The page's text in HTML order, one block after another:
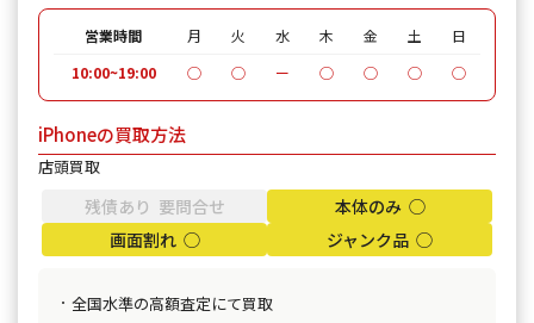
営業時間 月 火 水 木 金 土
日
10:00~19:00
◯ ◯ ー ◯ ◯ ◯ ◯
iPhoneの買取方法
店頭買取
残債あり 要問合せ
本体のみ ◯
画面割れ ◯
ジャンク品 ◯
全国水準の高額査定にて買取